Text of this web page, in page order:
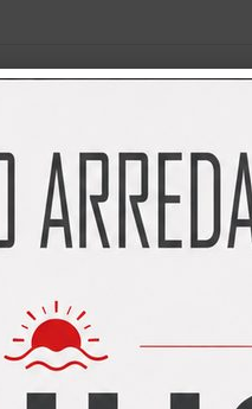
completa dei 4
modello AUREA La cucina
si serie con
modello Oprah
piano cottura e